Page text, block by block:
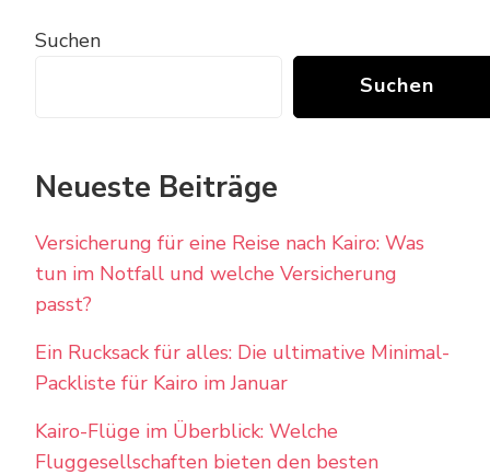
Suchen
Suchen
Neueste Beiträge
Versicherung für eine Reise nach Kairo: Was
tun im Notfall und welche Versicherung
passt?
Ein Rucksack für alles: Die ultimative Minimal-
Packliste für Kairo im Januar
Kairo-Flüge im Überblick: Welche
Fluggesellschaften bieten den besten